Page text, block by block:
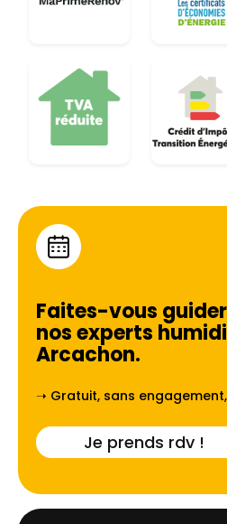
Faites-vous
nos experts
Arcachon.
➝ Gratuit, sans
Je prends rdv !